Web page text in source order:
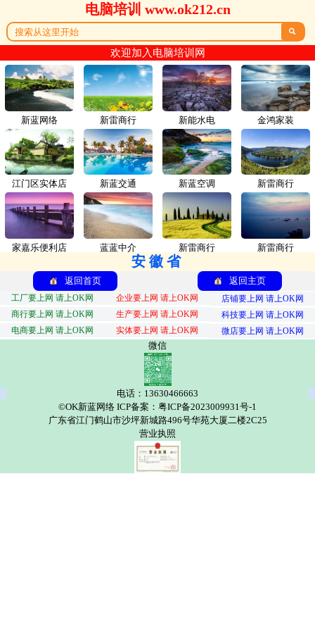
电脑培训 www.ok212.cn

欢迎加入电脑培训网
新蓝网络 新雷商行
江门区实体店 新蓝交通
家嘉乐便利店 蓝蓝中介
新能水电 金鸿家装
新蓝空调 新雷商行
新雷商行 新雷商行
安徽省
返回首页 返回主页
工厂要上网 请上OK网 企业要上网 请上OK网
店铺要上网 请上OK网
商行要上网 请上OK网
生产要上网 请上OK网
科技要上网 请上OK网
电商要上网 请上OK网
实体要上网 请上OK网 微店要上网 请上OK网
微信
电话：13630466663
©OK新蓝网络 ICP备案：粤ICP备2023009931号-1
广东省江门鹤山市沙坪新城路496号华苑大厦二楼2C25
营业执照